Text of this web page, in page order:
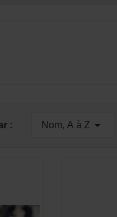
: Nom, A à Z 